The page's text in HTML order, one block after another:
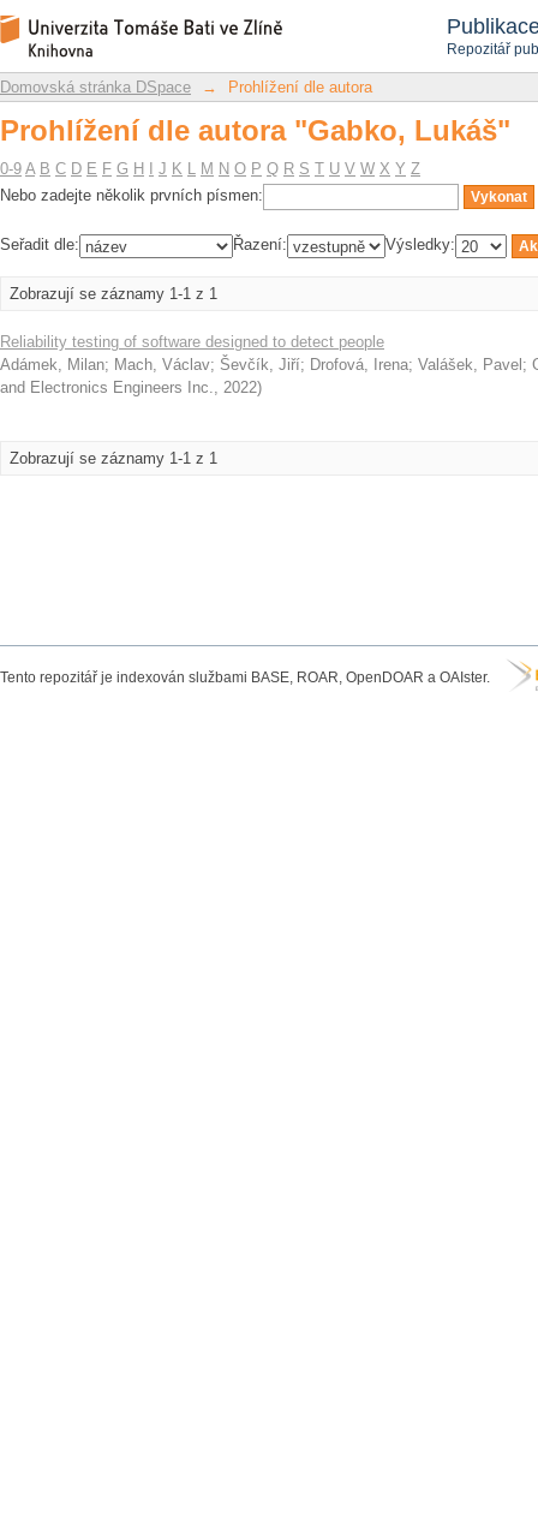
Repozitář
Prohlížení dle autora "Gabko, Lukáš"
Repozitář DSpace/Manakin
Domovská stránka DSpace → Prohlížení dle autora
Prohlížení dle autora "Gabko, Lukáš"
0-9 A B C D E F G H J K L M N O P Q R S T U V W X Y Z
Nebo zadejte několik prvních písmen:
Seřadit dle: Řazení: Výsledky:
Zobrazují se záznamy 1-1 z 1
Reliability testing of software designed to detect people
Adámek, Milan; Mach, Václav; Ševčík, Jiří; Drofová, Irena; Valášek, Pavel ;
and Electronics Engineers Inc., 2022)
Zobrazují se záznamy 1-1 z 1
Tento repozitář je indexován službami BASE, ROAR, OpenDOAR a OAIster.